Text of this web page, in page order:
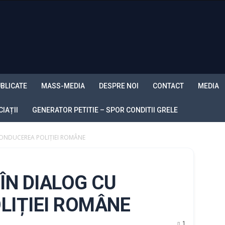
MASS-MEDIA DESPRE NOI CONTACT MEDIA
GENERATOR PETITIE – SPOR CONDITII GRELE
POLIȚIEI ROMÂNE
DIALOG CU
ROMÂNE
1